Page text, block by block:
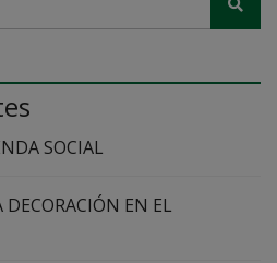
SOCIAL
EN EL